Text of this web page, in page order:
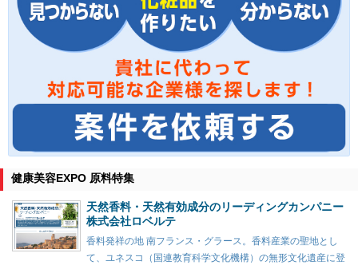
健康美容EXPO 原料特集
天然香料・天然有効成分のリーディングカンパニー
株式会社ロベルテ
香料発祥の地 南フランス・グラース。香料産業の聖地とし
て、ユネスコ（国連教育科学文化機構）の無形文化遺産に登